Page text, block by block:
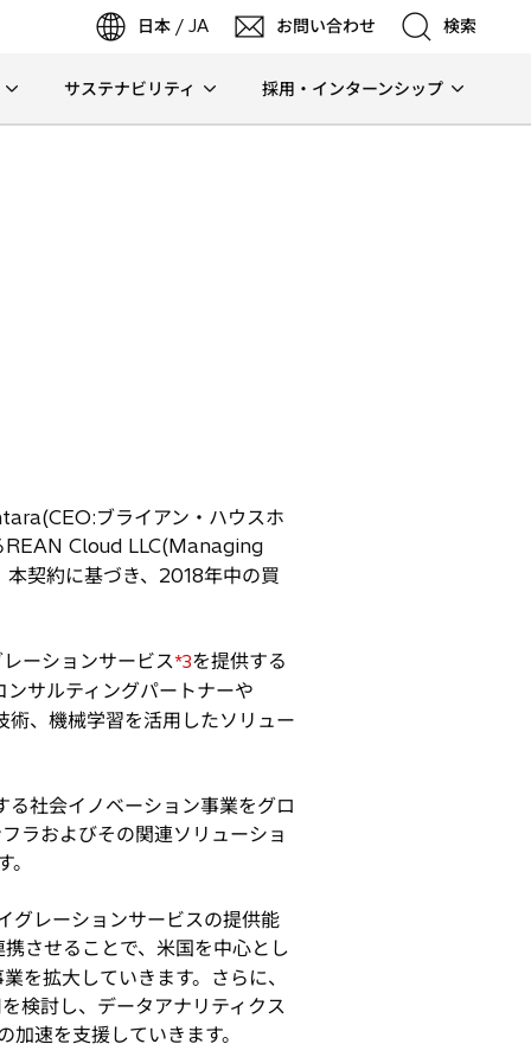
日本 / JA お問い合わせ 検索
検索
サステナビリティ 採用・インターンシップ
ブライアン・ハウスホ
REAN Cloud LLC(Managing
契約に基づき、2018年中の買
レーションサービス*3を提供する
ンサルティングパートナーや
、機械学習を活用したソリュー
社会イノベーション事業をグロ
ラおよびその関連ソリューショ
グレーションサービスの提供能
携させることで、米国を中心とし
を拡大していきます。さらに、
検討し、データアナリティクス
速を支援していきます。